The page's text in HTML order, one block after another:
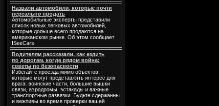
Назвали автомобили, которые почти
нереально продать
Автомобильные эксперты представили
список новых легковых автомобилей,
которые дольше всего продаются на
американском рынке. Об этом сообщает
ISeeCars.
Водителям рассказали, как ездить
по дорогам, когда рядом война:
советы по безопасности
Избегайте проезда мимо объектов,
которые могут представлять интерес для
врага: воинские части, большие вышки
связи, аэродромы, эстакады и важные
транспортные развязки. Будьте сдержанны
и вежливы во время проверки вашей